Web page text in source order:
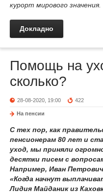
курорт мирового значения.
Докладно
Помощь на
сколько?
28-08-2020, 19:00 422
На пенсии
С тех пор, как
пенсионерам 80 лет и
уход, мы приняли
десятки писем с
Например, Иван
«Когда начнут
Лидия Майданик из